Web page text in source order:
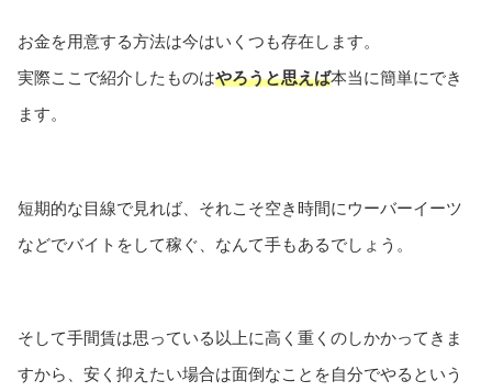
お金を用意する方法は今はいくつも存在します。
実際ここで紹介したものはやろうと思えば本当に簡単にでき
ます。
短期的な目線で見れば、それこそ空き時間にウーバーイーツ
などでバイトをして稼ぐ、なんて手もあるでしょう。
そして手間賃は思っている以上に高く重くのしかかってきま
すから、安く抑えたい場合は面倒なことを自分でやるという